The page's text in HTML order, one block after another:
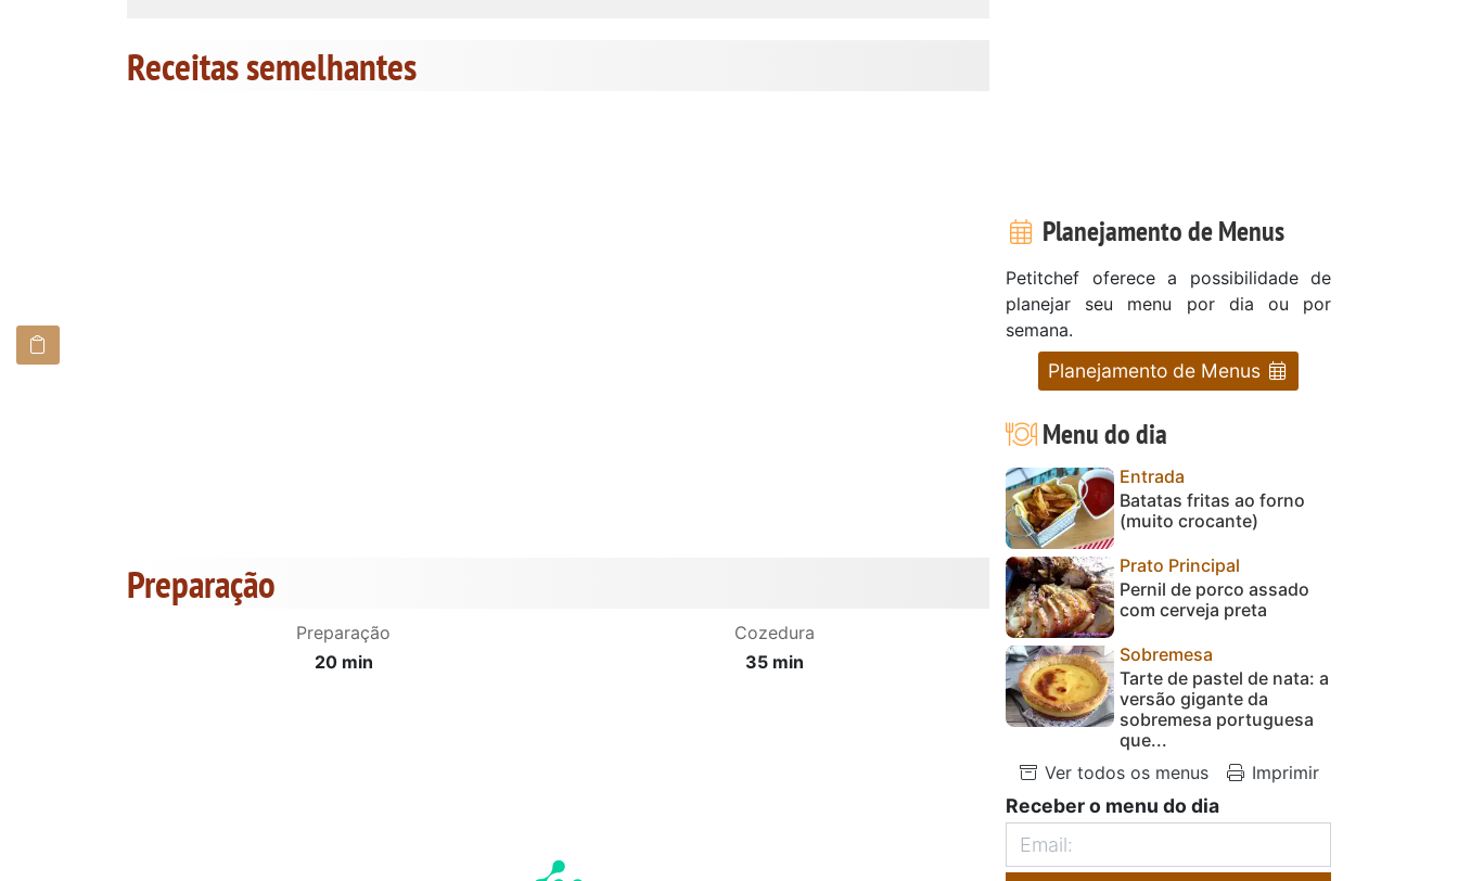
Receitas semelhantes
Preparação
Preparação
20 min
Cozedura
35 min
Planejamento de Menus
Petitchef oferece a possibilidade de
planejar seu menu por dia ou por
semana.
Planejamento de Menus
Menu do dia
Entrada
Batatas fritas ao forno
(muito crocante)
Prato Principal
Pernil de porco assado
com cerveja preta
Sobremesa
Tarte de pastel de nata: a
versão gigante da
sobremesa portuguesa
que...
Ver todos os menus
Imprimir
Receber o menu do dia